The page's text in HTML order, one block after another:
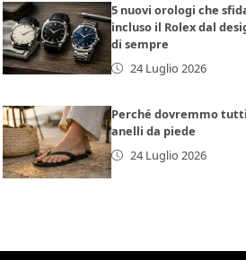
5 nuovi orologi che
incluso il Rolex dal
di sempre
24 Luglio 2026
Perché dovremmo
anelli da piede
24 Luglio 2026